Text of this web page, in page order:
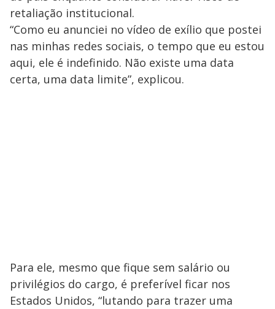
retaliação institucional.
“Como eu anunciei no vídeo de exílio que postei
nas minhas redes sociais, o tempo que eu estou
aqui, ele é indefinido. Não existe uma data
certa, uma data limite”, explicou.
Para ele, mesmo que fique sem salário ou
privilégios do cargo, é preferível ficar nos
Estados Unidos, “lutando para trazer uma